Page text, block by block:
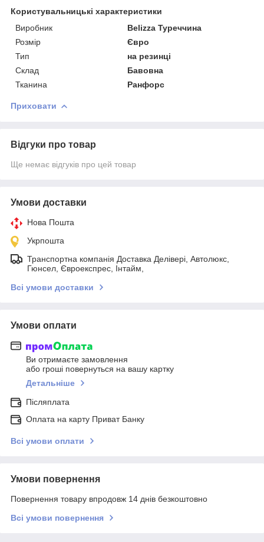
Користувальницькі характеристики
Виробник
Belizza Туреччина
Розмір
Євро
Тип
на резинці
Склад
Бавовна
Тканина
Ранфорс
Приховати
Відгуки про товар
Ще немає відгуків про цей товар
Умови доставки
Нова Пошта
Укрпошта
Транспортна компанія Доставка Делівері, Автолюкс,
Гюнсел, Євроекспрес, Інтайм,
Всі умови доставки
Умови оплати
Ви отримаєте замовлення
або гроші повернуться на вашу картку
Детальніше
Післяплата
Оплата на карту Приват Банку
Всі умови оплати
Умови повернення
Повернення товару впродовж 14 днів безкоштовно
Всі умови повернення